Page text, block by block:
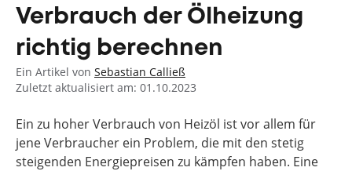
Verbrauch der Ölheizung
richtig berechnen
Ein Artikel von Sebastian Calließ
Zuletzt aktualisiert am: 01.10.2023
Ein zu hoher Verbrauch von Heizöl ist vor allem für
jene Verbraucher ein Problem, die mit den stetig
steigenden Energiepreisen zu kämpfen haben. Eine